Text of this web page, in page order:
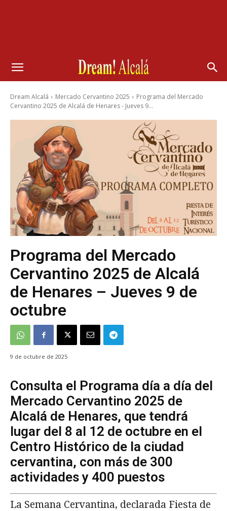
Dream Alcalá Mercado Cervantino 2025
Programa del Mercado
Cervantino 2025 de Alcalá de Henares - Jueves 9...
Programa del Mercado
Cervantino 2025 de Alcalá
de Henares – Jueves 9 de
octubre
9 de octubre de 2025
Consulta el Programa día a día del
Mercado Cervantino 2025 de
Alcalá de Henares, que tendrá
lugar del 8 al 12 de octubre en el
Centro Histórico de la ciudad
cervantina, con más de 300
actividades y 400 puestos
La Semana Cervantina, declarada Fiesta de